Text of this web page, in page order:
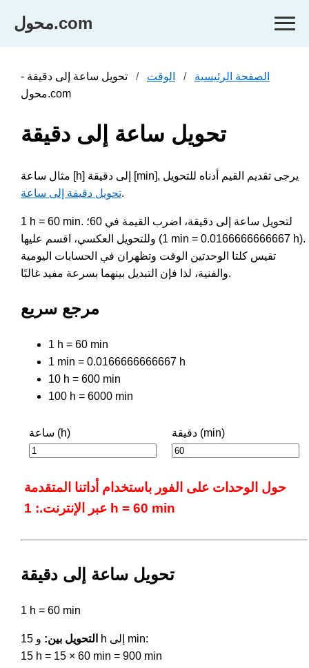
محول.com
الصفحة الرئيسية الوقت
تحويل ساعة إلى دقيقة -
محول.com
تحويل ساعة إلى دقيقة
مثال ساعة [h] إلى دقيقة [min], يرجى تقديم القيم أدناه للتحويل
تحويل دقيقة إلى ساعة.
1 h = 60 min. لتحويل ساعة إلى دقيقة، اضرب القيمة في 60؛
وللتحويل العكسي، اقسم عليها (1 min = 0.0166666666667 h).
تقيس كلتا الوحدتين الوقت وتظهران في الحسابات اليومية
والفنية، لذا فإن التبديل بينهما بسرعة مفيد غالبًا.
مرجع سريع
1 h = 60 min
1 min = 0.0166666666667 h
10 h = 600 min
100 h = 6000 min
ساعة (h) دقيقة (min)
حول الوحدات على الفور باستخدام أداتنا المتقدمة
عبر الإنترنت.: 1 h = 60 min
تحويل ساعة إلى دقيقة
1 h = 60 min
التحويل بين:
و 15 h إلى min:
15 h = 15 × 60 min = 900 min